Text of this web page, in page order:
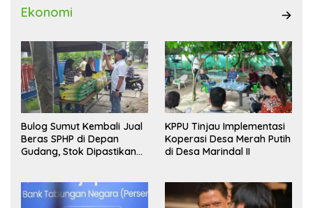
Ekonomi
Bulog Sumut Kembali Jual
Beras SPHP di Depan
Gudang, Stok Dipastikan
KPPU Tinjau Implementasi
Koperasi Desa Merah Putih
di Desa Marindal II